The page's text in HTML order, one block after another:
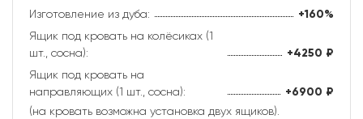
Изготовление из дуба: +160%
Ящик под кровать на колёсиках (1
шт., сосна):
+4250 ₽
Ящик под кровать на
направляющих (1 шт., сосна):
+6900 ₽
(на кровать возможна установка двух ящиков).